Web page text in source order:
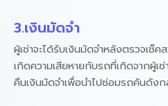
3.เงินมัดจำ
ผู้เช่าจะได้รับเงินมัดจำหลังตรวจเ
เกิดความเสียหายกับรถที่เกิดจากผู้เ
คืนเงินมัดจำเพื่อนำไปซ่อมรถคันดังก